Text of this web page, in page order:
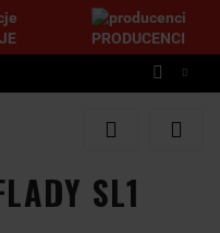
PRODUCENCI
Zaloguj się
Dodaj zgłoszenie
SL1